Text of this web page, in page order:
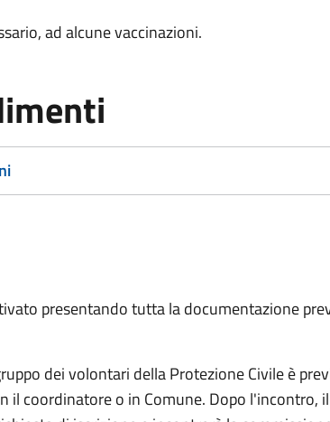
ad alcune vaccinazioni.
presentando tutta la documentazione
dei volontari della Protezione Civile è
il coordinatore o in Comune. Dopo l'incontro,